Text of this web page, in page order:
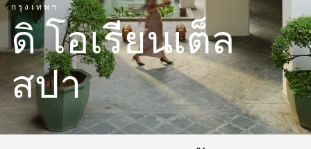
กรุงเทพฯ
ดิ โอเรียนเต็ล
สปา